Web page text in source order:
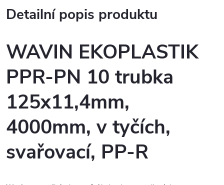
Detailní popis produktu
WAVIN EKOPLASTIK
PPR-PN 10 trubka
125x11,4mm,
4000mm, v tyčích,
svařovací, PP-R